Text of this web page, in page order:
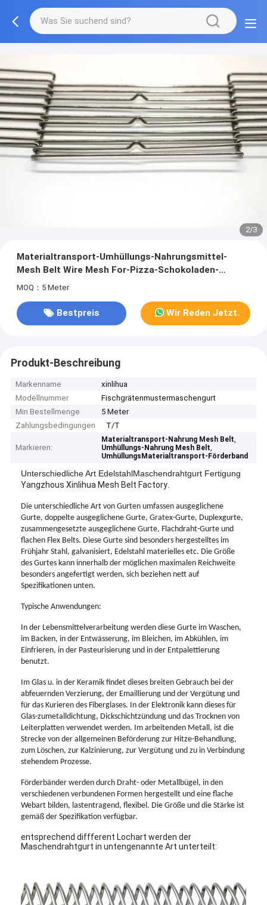
3/3
Materialtransport-Umhüllungs-Nahrungsmittel-
Mesh Belt Wire Mesh For-Pizza-Schokoladen-
Förderer
MOQ：5 Meter
Bestpreis Wir Reden Jetzt.
Produkt-Beschreibung
Markenname
xinlihua
Modellnummer
Fischgrätenmustermaschengurt
Min Bestellmenge
5 Meter
Zahlungsbedingungen
T/T
Markieren:
Materialtransport-Nahrung Mesh Belt,
Umhüllungs-Nahrung Mesh Belt,
UmhüllungsMaterialtransport-Förderband
Unterschiedliche Art EdelstahlMaschendrahtgurt Fertigung
Yangzhous Xinlihua Mesh Belt Factory
Die unterschiedliche Art von Gurten umfassen ausgeglichene
Gurte, doppelte ausgeglichene Gurte, Gratex-Gurte, Duplexgurte,
zusammengesetzte ausgeglichene Gurte, Flachdraht-Gurte und
flachen Flex Belts. Diese Gurte sind besonders hergestelltes im
Frühjahr Stahl, galvanisiert, Edelstahl materielles etc. Die Größe
des Gurtes kann innerhalb der möglichen maximalen Reichweite
besonders angefertigt werden, sich beziehen nett auf
Spezifikationen unten.
Typische Anwendungen:
In der Lebensmittelverarbeitung werden diese Gurte im Waschen,
im Backen, in der Entwässerung, im Bleichen, im Abkühlen, im
Einfrieren, in der Pasteurisierung und in der Entpalettierung
benutzt.
Im Glas u. in der Keramik findet dieses breiten Gebrauch bei der
abfeuernden Verzierung, der Emaillierung und der Vergütung und
für das Kurieren des Fiberglases. In der Elektronik kann dieses für
Glas-zumetalldichtung, Dickschichtzündung und das Trocknen von
Leiterplatten verwendet werden. Im arbeitenden Metall, ist die
Strecke von der allgemeinen Beförderung zur Hitze-Behandlung,
zum Löschen, zur Kalzinierung, zur Vergütung und zu in Verbindung
stehendem Prozesse.
Förderbänder werden durch Draht- oder Metallbügel, in den
verschiedenen verbundenen Formen hergestellt und eine flache
Webart bilden, lastentragend, flexibel. Die Größe und die Stärke ist
gemäß der Spezifikation verfügbar.
entsprechend diffferent Lochart werden der
Maschendrahtgurt in untengenannte Art unterteilt: